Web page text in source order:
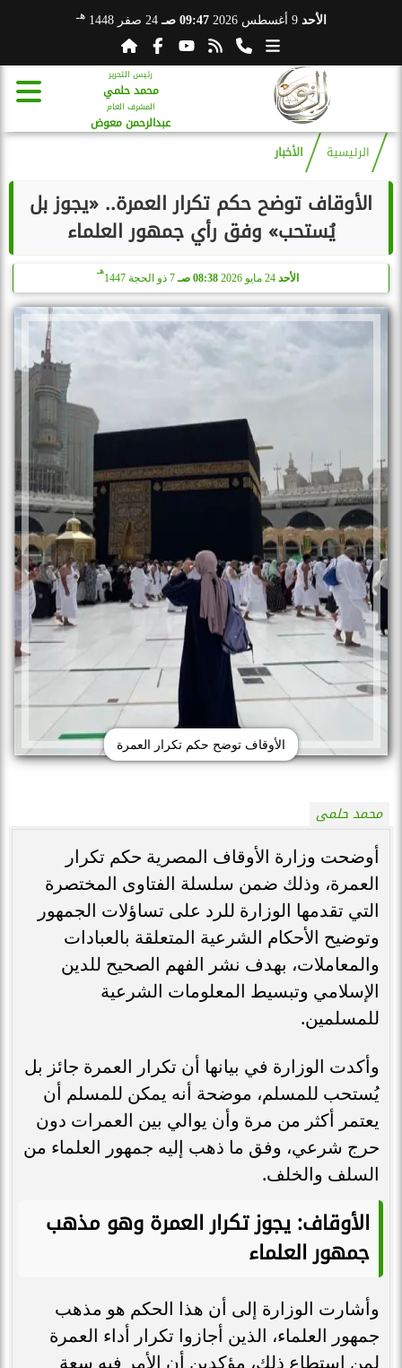
الأحد 9 أغسطس 2026 09:47 صـ 24 صفر 1448 هـ
رئيس التحرير
محمد حلمي
المشرف العام
عبدالرحمن معوض
الرئيسية الأخبار
الأوقاف توضح حكم تكرار العمرة.. «يجوز بل
يُستحب» وفق رأي جمهور العلماء
الأحد 24 مايو 2026 08:38 صـ 7 ذو الحجة 1447
هـ
الأوقاف توضح حكم تكرار العمرة
محمد حلمى
أوضحت وزارة الأوقاف المصرية حكم تكرار
العمرة، وذلك ضمن سلسلة الفتاوى المختصرة
التي تقدمها الوزارة للرد على تساؤلات الجمهور
وتوضيح الأحكام الشرعية المتعلقة بالعبادات
والمعاملات، بهدف نشر الفهم الصحيح للدين
الإسلامي وتبسيط المعلومات الشرعية
للمسلمين.
وأكدت الوزارة في بيانها أن تكرار العمرة جائز بل
يُستحب للمسلم، موضحة أنه يمكن للمسلم أن
يعتمر أكثر من مرة وأن يوالي بين العمرات دون
حرج شرعي، وفق ما ذهب إليه جمهور العلماء من
السلف والخلف.
الأوقاف: يجوز تكرار العمرة وهو مذهب
جمهور العلماء
وأشارت الوزارة إلى أن هذا الحكم هو مذهب
جمهور العلماء، الذين أجازوا تكرار أداء العمرة
لمن استطاع ذلك، مؤكدين أن الأمر فيه سعة